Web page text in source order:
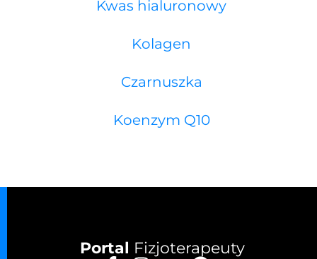
Kwas hialuronowy
Kolagen
Czarnuszka
Koenzym Q10
Portal Fizjoterapeuty